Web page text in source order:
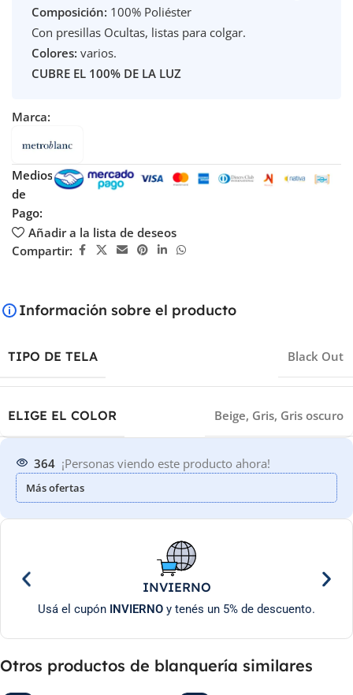
Composición: 100% Poliéster
Con presillas Ocultas, listas para colgar.
Colores: varios.
CUBRE EL 100% DE LA LUZ
Marca:
Medios
de
Pago:
Añadir a la lista de deseos
Compartir:
Información sobre el producto
TIPO DE TELA Black Out
ELIGE EL COLOR Beige, Gris, Gris oscuro
364 ¡Personas viendo este producto ahora!
Más ofertas
INVIERNO
Usá el cupón INVIERNO y tenés un 5% de descuento.
Otros productos de blanquería similares